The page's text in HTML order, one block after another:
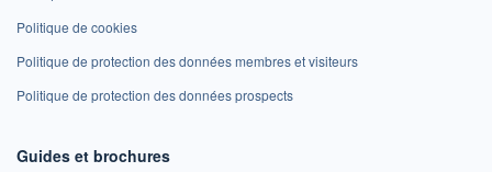
Politique de cookies
Politique de protection des données membres et visiteurs
Politique de protection des données prospects
Guides et brochures